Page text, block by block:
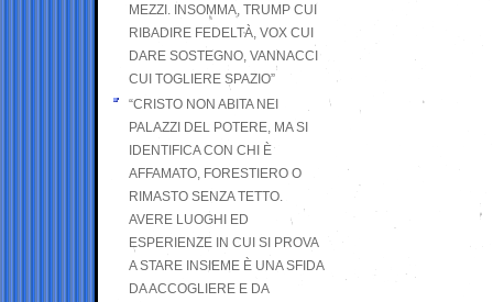
MEZZI. INSOMMA, TRUMP CUI
RIBADIRE FEDELTÀ, VOX CUI
DARE SOSTEGNO, VANNACCI
CUI TOGLIERE SPAZIO”
“CRISTO NON ABITA NEI
PALAZZI DEL POTERE, MA SI
IDENTIFICA CON CHI È
AFFAMATO, FORESTIERO O
RIMASTO SENZA TETTO.
AVERE LUOGHI ED
ESPERIENZE IN CUI SI PROVA
A STARE INSIEME È UNA SFIDA
DA ACCOGLIERE E DA